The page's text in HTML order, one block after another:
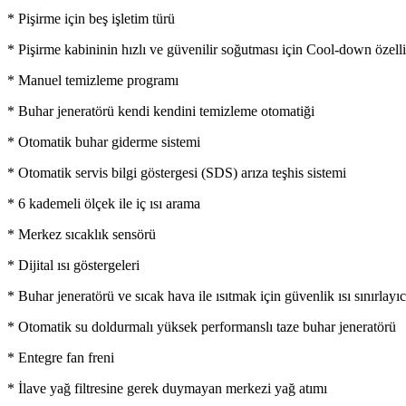
* Pişirme için beş işletim türü
* Pişirme kabininin hızlı ve güvenilir soğutması için Cool-down
* Manuel temizleme programı
* Buhar jeneratörü kendi kendini temizleme otomatiği
* Otomatik buhar giderme sistemi
* Otomatik servis bilgi göstergesi (SDS) arıza teşhis sistemi
* 6 kademeli ölçek ile iç ısı arama
* Merkez sıcaklık sensörü
* Dijital ısı göstergeleri
* Buhar jeneratörü ve sıcak hava ile ısıtmak için güvenlik ısı
* Otomatik su doldurmalı yüksek performanslı taze buhar jeneratörü
* Entegre fan freni
* İlave yağ filtresine gerek duymayan merkezi yağ atımı